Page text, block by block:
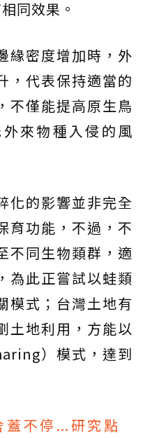
同效果。
緣密度增加時，外
，代表保持適當的
不僅能提高原生鳥
來物種入侵的風
化的影響並非完全
育功能，不過，不
不同生物類群，適
為此正嘗試以蛙類
模式；台灣土地有
土地利用，方能以
）模式，達到
蓋不停...研究點